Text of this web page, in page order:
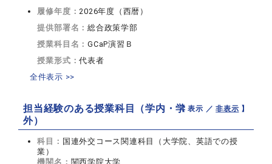
履修年度：2026年度（西暦）
提供部署名：総合政策学部
授業科目名：GCaP演習Ｂ
授業形式：代表者
全件表示 >>
担当経験のある授業科目（学内・学
外）
【 表示 ／非表示 】
科目： 国連外交コース関連科目（大学院、英語での授
業）
機関名： 関西学院大学